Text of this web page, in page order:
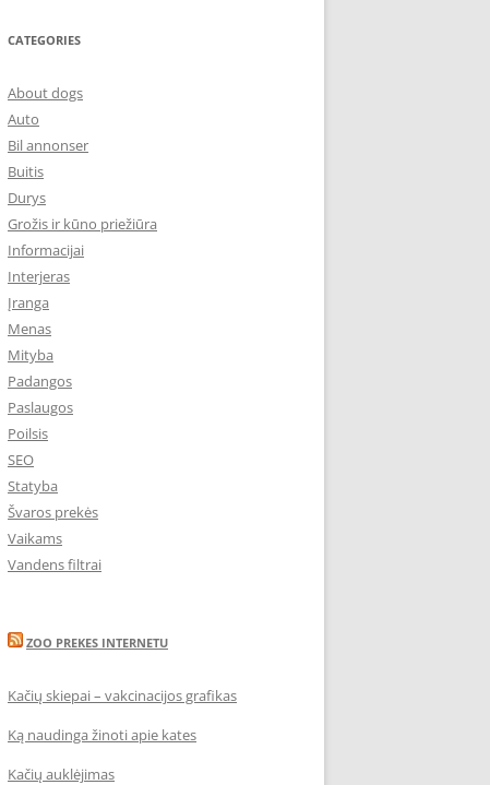
CATEGORIES
About dogs
Auto
Bil annonser
Buitis
Durys
Grožis ir kūno priežiūra
Informacijai
Interjeras
Įranga
Menas
Mityba
Padangos
Paslaugos
Poilsis
SEO
Statyba
Švaros prekės
Vaikams
Vandens filtrai
ZOO PREKES INTERNETU
Kačių skiepai – vakcinacijos grafikas
Ką naudinga žinoti apie kates
Kačių auklėjimas